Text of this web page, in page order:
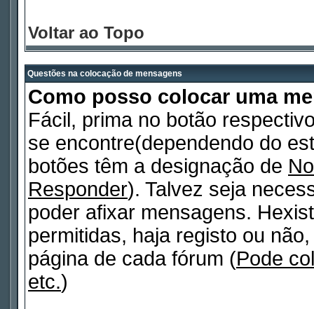
Voltar ao Topo
Questões na colocação de mensagens
Como posso colocar uma
Fácil, prima no botão
se encontre(dependendo do
botões têm a designação de
Responder). Talvez seja
poder afixar mensagens.
permitidas, haja registo ou
página de cada fórum (Pode
etc.)